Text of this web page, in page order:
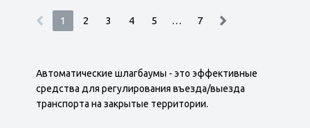
1 2 3 4 5 … 7
Автоматические шлагбаумы - это эффективные
средства для регулирования въезда/выезда
транспорта на закрытые территории.